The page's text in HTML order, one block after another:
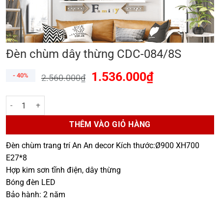
Đèn chùm dây thừng CDC-084/8S
- 40% 2.560.000₫ 1.536.000₫
Đèn chùm dây thừng CDC-084/8S số lượng
THÊM VÀO GIỎ HÀNG
Đèn chùm trang trí An An decor Kích thước:Ø900 XH700
E27*8
Hợp kim sơn tĩnh điện, dây thừng
Bóng đèn LED
Bảo hành: 2 năm